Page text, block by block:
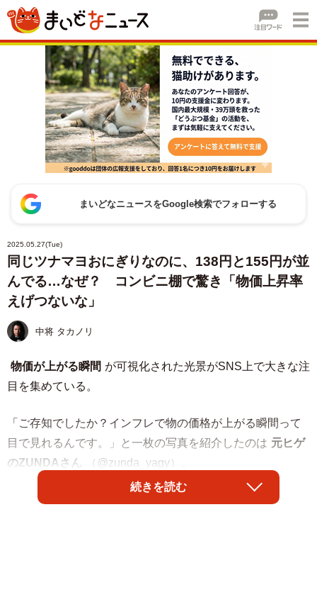
まいどなニュースをGoogle検索でフォローする
2025.05.27(Tue)
同じツナマヨおにぎりなのに、138円と155円が並
んでる…なぜ？ コンビニ棚で驚き「物価上昇率
えげつないな」
中将 タカノリ
物価が上がる瞬間 が可視化された光景がSNS上で大きな注
目を集めている。
「ご存知でしたか？インフレで物の価格が上がる瞬間って
目で見れるんです。」と一枚の写真を紹介したのは 元ヒゲ
のZUNDAさん
（@zunda_yagy）。
続きを読む